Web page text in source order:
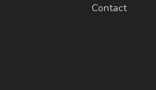
Contact